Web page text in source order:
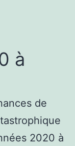
à
de
2020 à